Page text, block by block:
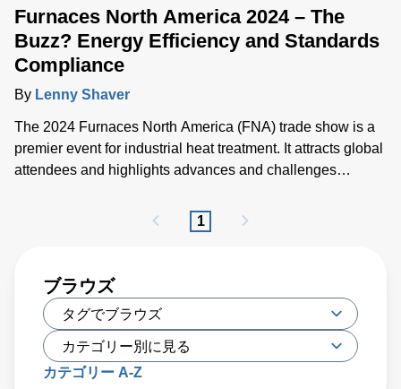
Furnaces North America 2024 – The
Buzz? Energy Efficiency and Standards
Compliance
By Lenny Shaver
The 2024 Furnaces North America (FNA) trade show is a
premier event for industrial heat treatment. It attracts global
attendees and highlights advances and challenges
insights into emerging industry trends, including energy
efficiency, regulatory compliance and process certification
1
ブラウズ
カテゴリー A-Z